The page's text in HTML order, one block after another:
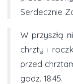
Serdecznie
W przyszłą
chrzty i
przed
godz. 18.45.